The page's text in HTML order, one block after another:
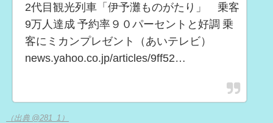
2代目観光列車「伊予灘ものがたり」 乗客
9万人達成 予約率９０パーセントと好調 乗
客にミカンプレゼント（あいテレビ）
news.yahoo.co.jp/articles/9ff52…
（出典 @281_1）